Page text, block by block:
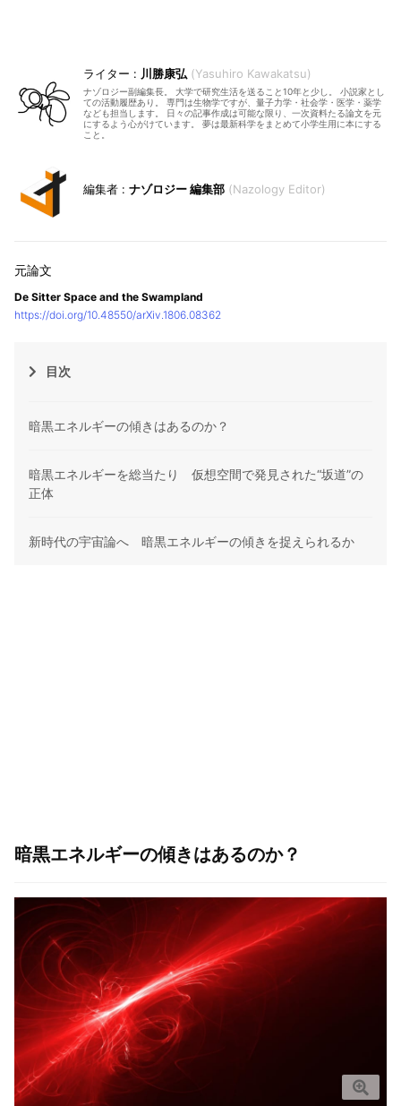
川勝康弘 Yasuhiro Kawakatsu
ナゾロジー副編集長。 大学で研究生活を送ること10年と少し。 小説家とし
ての活動履歴あり。 専門は生物学ですが、量子力学・社会学・医学・薬学
なども担当します。 日々の記事作成は可能な限り、一次資料たる論文を元
にするよう心がけています。 夢は最新科学をまとめて小学生用に本にする
こと。
ナゾロジー 編集部 Nazology Editor
De Sitter Space and the Swampland
https://doi.org/10.48550/arXiv.1806.08362
目次
暗黒エネルギーの傾きはあるのか？
暗黒エネルギーを総当たり 仮想空間で発見された“坂道”の
正体
新時代の宇宙論へ 暗黒エネルギーの傾きを捉えられるか
暗黒エネルギーの傾きはあるのか？